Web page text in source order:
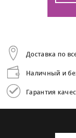
Доставка по
Наличный и
Гарантия